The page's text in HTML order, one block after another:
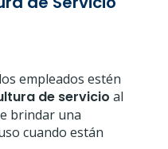
empleados estén
de servicio al
brindar una
cuando están